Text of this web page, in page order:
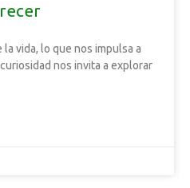
vida, lo que nos impulsa a
nos invita a explorar